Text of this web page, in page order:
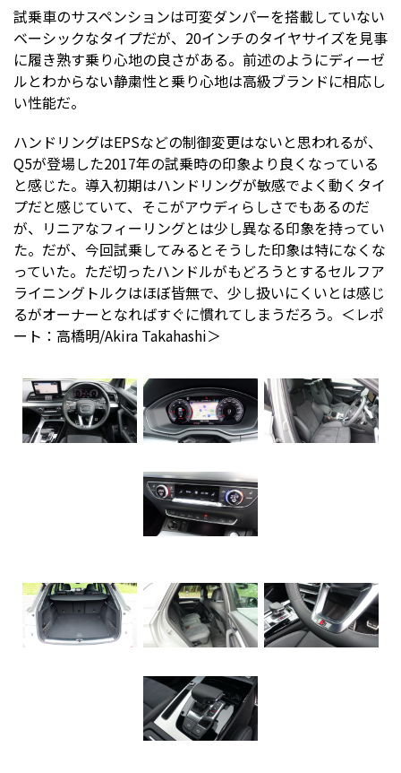
試乗車のサスペンションは可変ダンパーを搭載していない
ベーシックなタイプだが、20インチのタイヤサイズを見事
に履き熟す乗り心地の良さがある。前述のようにディーゼ
ルとわからない静粛性と乗り心地は高級ブランドに相応し
い性能だ。
ハンドリングはEPSなどの制御変更はないと思われるが、
Q5が登場した2017年の試乗時の印象より良くなっている
と感じた。導入初期はハンドリングが敏感でよく動くタイ
プだと感じていて、そこがアウディらしさでもあるのだ
が、リニアなフィーリングとは少し異なる印象を持ってい
た。だが、今回試乗してみるとそうした印象は特になくな
っていた。ただ切ったハンドルがもどろうとするセルフア
ライニングトルクはほぼ皆無で、少し扱いにくいとは感じ
るがオーナーとなればすぐに慣れてしまうだろう。＜レポ
ート：高橋明/Akira Takahashi＞